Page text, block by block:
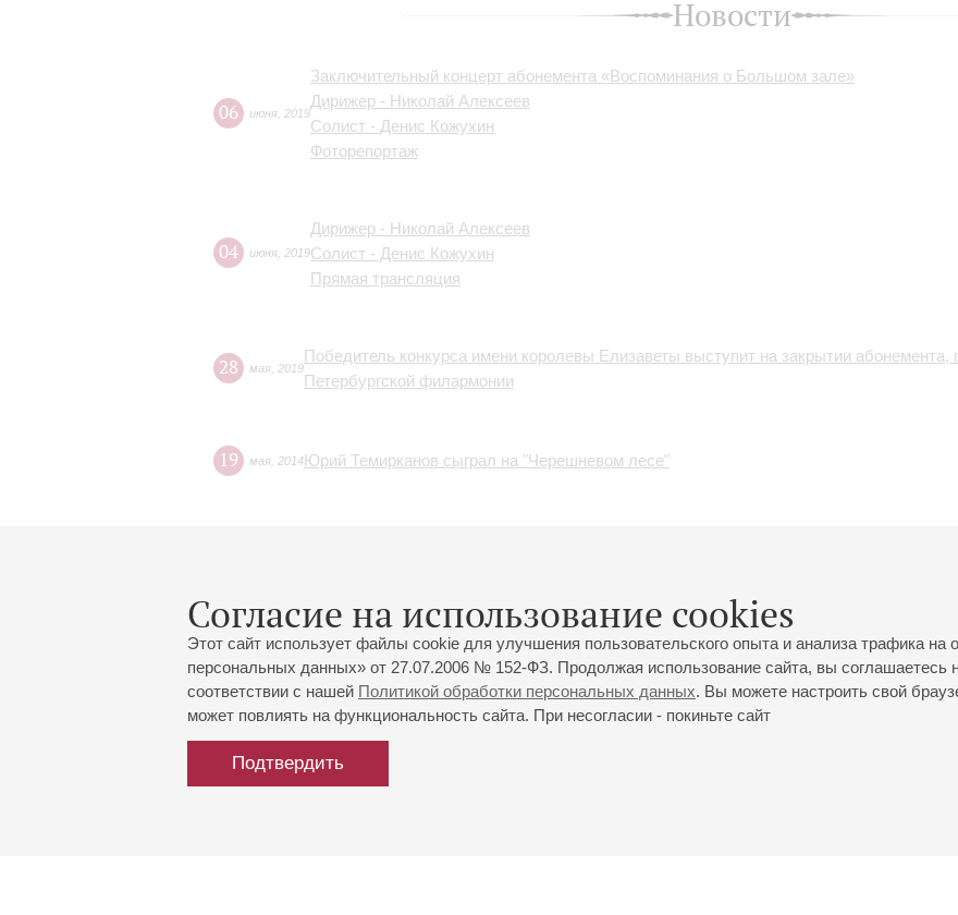
Согласие на использование cookies
Этот сайт использует файлы cookie для улучшения пользовательского опыта и анализа трафика на
персональных данных» от 27.07.2006 № 152-ФЗ. Продолжая использование сайта, вы соглашаетесь
соответствии с нашей Политикой обработки персональных данных. Вы можете настроить свой
может повлиять на функциональность сайта. При несогласии - покиньте сайт
Подтвердить
Новости
06 июня 2019
Заключительный концерт абонемента «Воспоминания о Большом зале»
Дирижер - Николай Алексеев
Солист - Денис Кожухин
Фоторепортаж
04 июня 2019
Дирижер - Николай Алексеев
Солист - Денис Кожухин
Прямая трансляция
28 мая 2019
Победитель конкурса имени королевы Елизаветы выступит на закрытии абонемента,
Петербургской филармонии
19 мая 2014Юрий Темирканов сыграл на "Черешневом лесе"
27 апреля,2014Концерты в Баку и Москве